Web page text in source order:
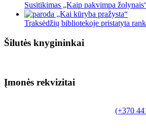
Susitikimas „Kaip pakvimpa
Traksėdžių bibliotekoje pristatyta
Šilutės knygininkai
Įmonės rekvizitai
(+370